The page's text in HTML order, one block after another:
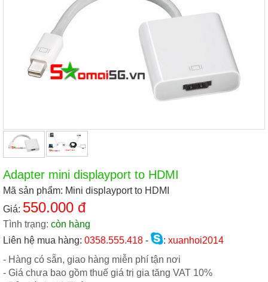
Adapter mini displayport to HDMI
Mã sản phẩm: Mini displayport to HDMI
Giá: 550.000 đ
Tình trạng: còn hàng
Liên hệ mua hàng: 0358.555.418 - : xuanhoi2014
- Hàng có sẵn, giao hàng miễn phí tận nơi
- Giá chưa bao gồm thuế giá trị gia tăng VAT 10%